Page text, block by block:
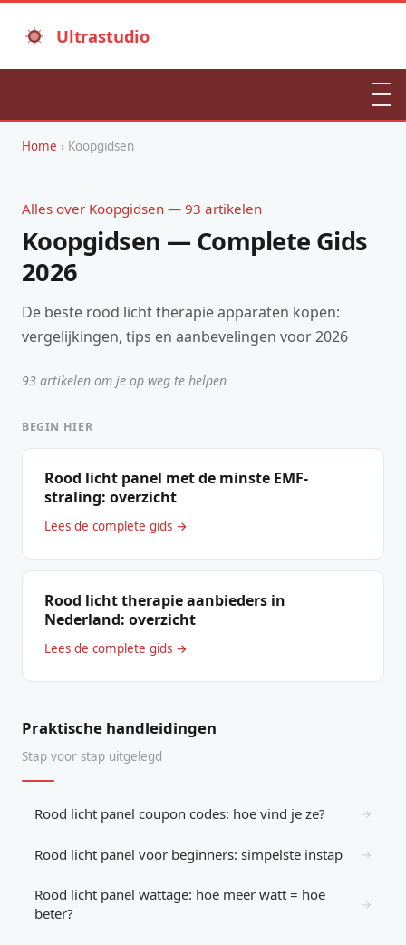
Ultrastudio
Home › Koopgidsen
Alles over Koopgidsen — 93 artikelen
Koopgidsen — Complete Gids
2026
De beste rood licht therapie apparaten kopen:
vergelijkingen, tips en aanbevelingen voor 2026
93 artikelen om je op weg te helpen
BEGIN HIER
Rood licht panel met de minste EMF-
straling: overzicht
Lees de complete gids →
Rood licht therapie aanbieders in
Nederland: overzicht
Lees de complete gids →
Praktische handleidingen
Stap voor stap uitgelegd
Rood licht panel coupon codes: hoe vind je ze? →
Rood licht panel voor beginners: simpelste instap →
Rood licht panel wattage: hoe meer watt = hoe
beter?
→